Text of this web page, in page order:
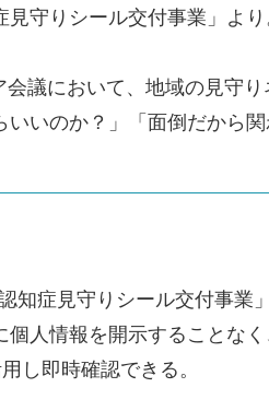
見守りシール交付事業」より
議において、地域の見守
いのか？」「面倒だから
知症見守りシール交付事
個人情報を開示することな
し即時確認できる。